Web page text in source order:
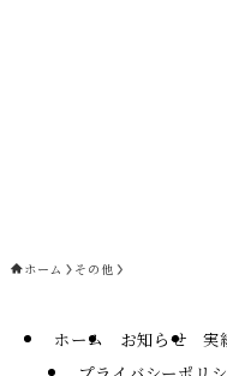
ホーム その他
ホーム お知らせ 実